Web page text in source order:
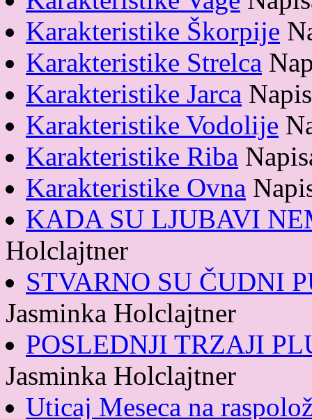
Karakteristike Škorpije
Karakteristike Strelca
Karakteristike Jarca
Karakteristike Vodolije
Karakteristike Riba
Karakteristike Ovna
KADA SU LJUBAVI
Holclajtner
STVARNO SU ČUDNI
Jasminka Holclajtner
POSLEDNJI TRZAJI
Jasminka Holclajtner
Uticaj Meseca na